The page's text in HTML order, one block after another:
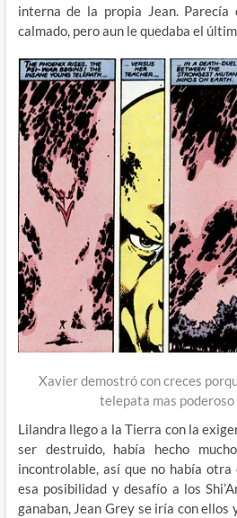
interna de la propia Jean. Parecía
calmado, pero aun le quedaba el
Xavier demostró con creces
telepata mas
Lilandra llego a la Tierra con la
ser destruido, había hecho
incontrolable, así que no había otra
esa posibilidad y desafío a los
ganaban, Jean Grey se iría con